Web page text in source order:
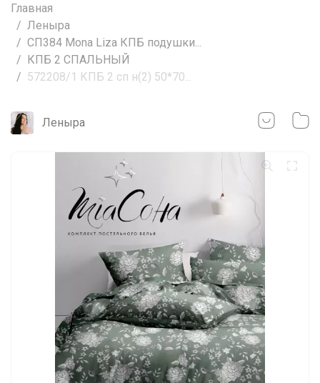
Главная
Леныра
СП384 Mona Liza КПБ подушки...
КПБ 2 СПАЛЬНЫЙ
572208/1 КПБ 2 сп н(2) 50*70...
Леныра